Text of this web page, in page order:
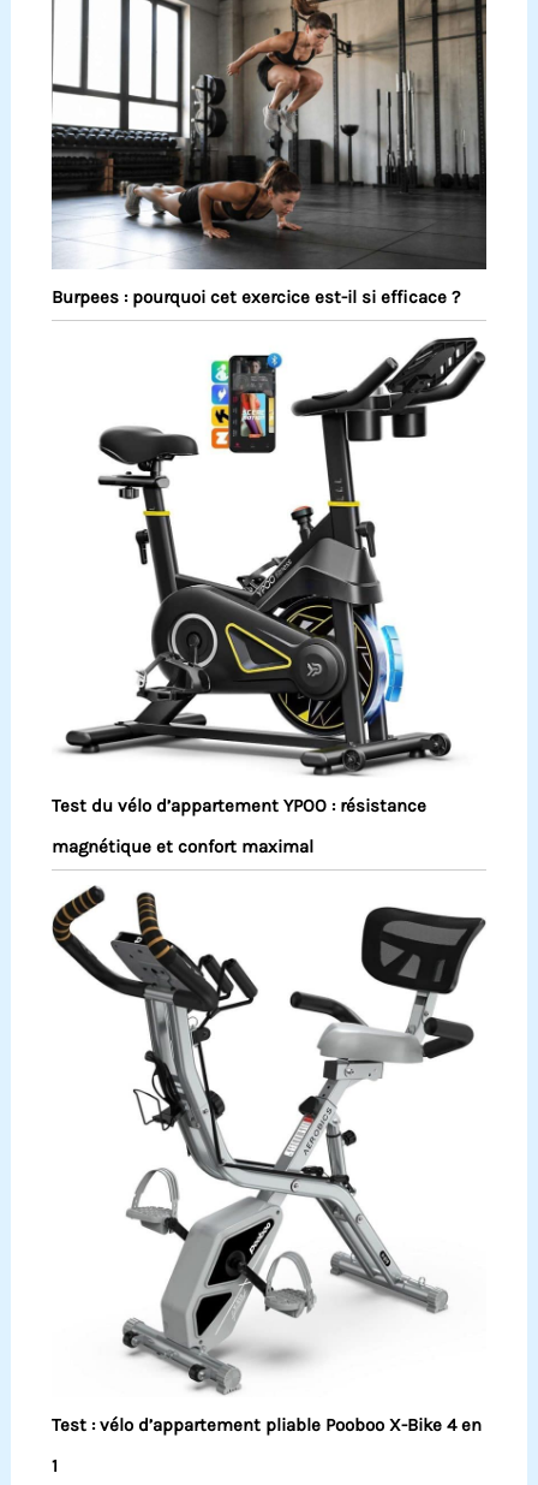
Burpees : pourquoi cet exercice est-il si efficace ?
Test du vélo d’appartement YPOO : résistance
magnétique et confort maximal
Test : vélo d’appartement pliable Pooboo X-Bike 4 en
1